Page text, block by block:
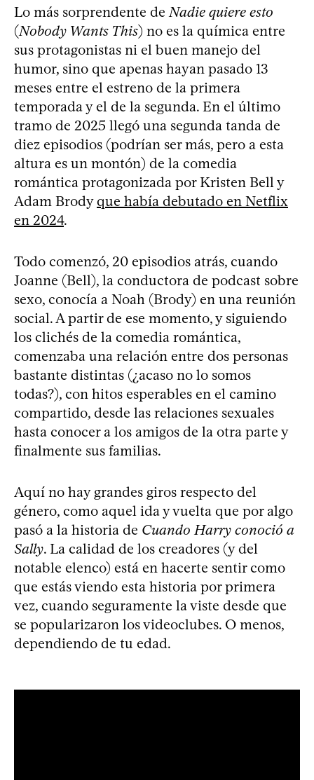
Lo más sorprendente de Nadie quiere esto
(Nobody Wants This) no es la química entre
sus protagonistas ni el buen manejo del
humor, sino que apenas hayan pasado 13
meses entre el estreno de la primera
temporada y el de la segunda. En el último
tramo de 2025 llegó una segunda tanda de
diez episodios (podrían ser más, pero a esta
altura es un montón) de la comedia
romántica protagonizada por Kristen Bell y
Adam Brody que había debutado en Netflix
en 2024.
Todo comenzó, 20 episodios atrás, cuando
Joanne (Bell), la conductora de podcast sobre
sexo, conocía a Noah (Brody) en una reunión
social. A partir de ese momento, y siguiendo
los clichés de la comedia romántica,
comenzaba una relación entre dos personas
bastante distintas (¿acaso no lo somos
todas?), con hitos esperables en el camino
compartido, desde las relaciones sexuales
hasta conocer a los amigos de la otra parte y
finalmente sus familias.
Aquí no hay grandes giros respecto del
género, como aquel ida y vuelta que por algo
pasó a la historia de Cuando Harry conoció a
Sally. La calidad de los creadores (y del
notable elenco) está en hacerte sentir como
que estás viendo esta historia por primera
vez, cuando seguramente la viste desde que
se popularizaron los videoclubes. O menos,
dependiendo de tu edad.